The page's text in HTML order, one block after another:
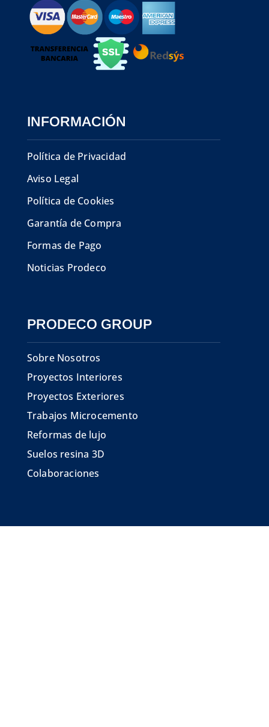
INFORMACIÓN
Política de Privacidad
Aviso Legal
Política de Cookies
Garantía de Compra
Formas de Pago
Noticias Prodeco
PRODECO GROUP
Sobre Nosotros
Proyectos Interiores
Proyectos Exteriores
Trabajos Microcemento
Reformas de lujo
Suelos resina 3D
Colaboraciones